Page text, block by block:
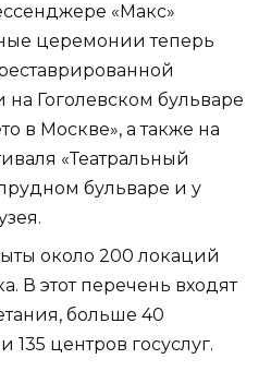
«Макс»
церемонии теперь
Гоголевском бульваре
в Москве», а также на
«Театральный
бульваре и у
около 200 локаций
В этот перечень входят
больше 40
центров госуслуг.